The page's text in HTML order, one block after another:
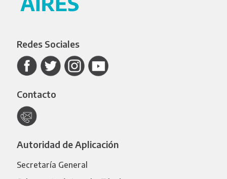
Redes Sociales
Contacto
Autoridad de Aplicación
Secretaría General